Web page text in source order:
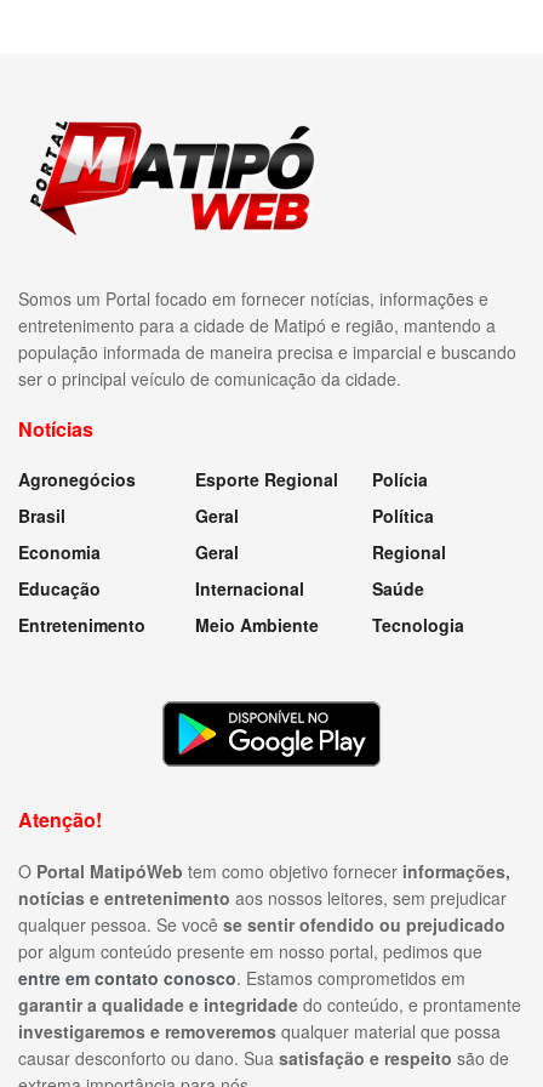
Somos um Portal focado em fornecer notícias, informações e
entretenimento para a cidade de Matipó e região, mantendo a
população informada de maneira precisa e imparcial e buscando
ser o principal veículo de comunicação da cidade.
Notícias
Agronegócios
Brasil
Economia
Educação
Entretenimento
Esporte Regional
Geral
Geral
Internacional
Meio Ambiente
Polícia
Política
Regional
Saúde
Tecnologia
Atenção!
O Portal MatipóWeb tem como objetivo fornecer informações,
notícias e entretenimento aos nossos leitores, sem prejudicar
qualquer pessoa. Se você se sentir ofendido ou prejudicado
por algum conteúdo presente em nosso portal, pedimos que
entre em contato conosco. Estamos comprometidos em
garantir a qualidade e integridade do conteúdo, e prontamente
investigaremos e removeremos qualquer material que possa
causar desconforto ou dano. Sua satisfação e respeito são de